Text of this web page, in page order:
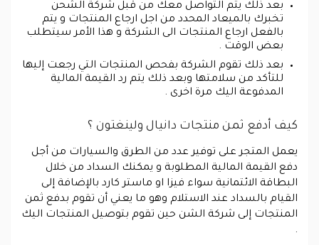
بعد ذلك يتم التواصل معك من قبل شركة الشحن
تخبرك بالميعاد المحدد من اجل ارجاع المنتجات و يتم
بالفعل ارجاع المنتجات الى الشركة و هذا الأمر سيتطلب
بعض الوقت .
بعد ذلك تقوم الشركة بفحص المنتجات التي رجعت إليها
للتأكد من سلامتها وبعد ذلك يتم رد القيمة المالية
المدفوعة اليك مرة اخرى .
كيف أدفع ثمن منتجات دانيال ولينغتون ؟
يعمل المتجر على توفير عدد من الطرق والسيارات من أجل
دفع القيمة المالية المطلوبة و يمكنك السداد من خلال
البطاقة الائتمانية سواء فيزا او ماستر كارد بالإضافة إلى
القيام بالسداد عند الاستلام وهو ما يعني أن تقوم بدفع ثمن
المنتجات إلى شركة الشن حين تقوم بتوصيل المنتجات اليك
.